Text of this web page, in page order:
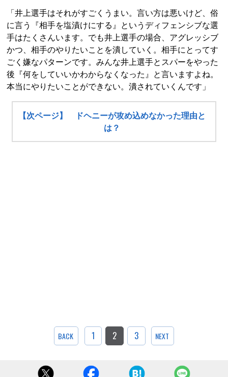
「井上選手はそれがすごくうまい。言い方は悪いけど、俗
に言う『相手を塩漬けにする』というディフェンシブな選
手はたくさんいます。でも井上選手の場合、アグレッシブ
かつ、相手のやりたいことを潰していく。相手にとってす
ごく嫌なパターンです。みんな井上選手とスパーをやった
後『何をしていいかわからなくなった』と言いますよね。
本当にやりたいことができない。潰されていくんです」
【次ページ】 ドヘニーが攻め込めなかった理由と
は？
BACK 1 2 3 NEXT